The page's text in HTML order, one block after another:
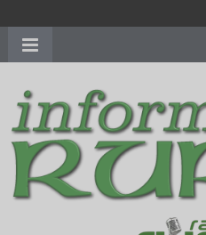
richardmillereplica
women.patekphilippe.tofor sale
dining room table ceremony.
shop. best youngsexdoll.com
services. 1: 1 design high